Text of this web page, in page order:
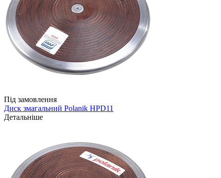
Під замовлення
Диск змагальний Polanik HPD11
Детальніше